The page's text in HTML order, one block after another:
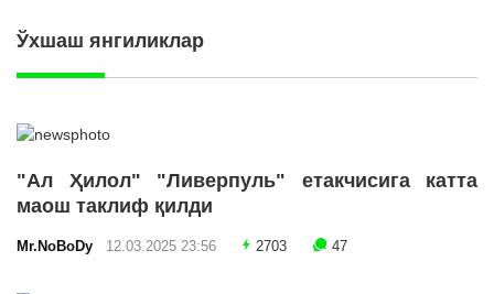
Ўхшаш янгиликлар
"Ал Ҳилол" "Ливерпуль" етакчисига катта
маош таклиф қилди
Mr.NoBoDy 12.03.2025 23:56 2703 47